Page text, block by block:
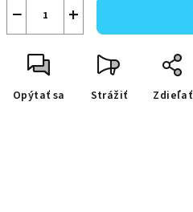
+
−
Opýtať sa Strážiť Zdieľať